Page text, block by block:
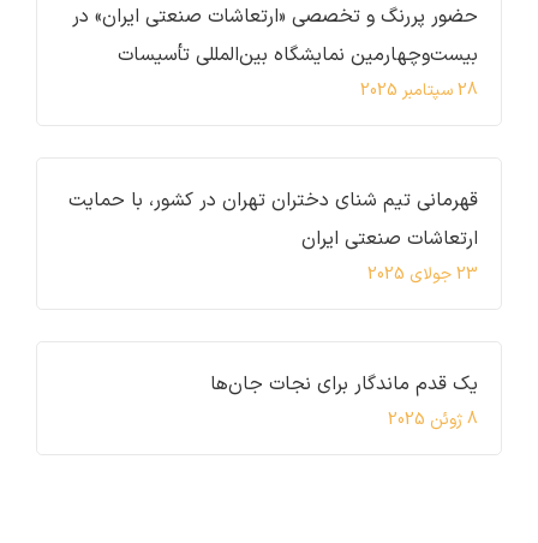
حضور پررنگ و تخصصی «ارتعاشات صنعتی ایران» در
بیست‌وچهارمین نمایشگاه بین‌المللی تأسیسات
28 سپتامبر 2025
قهرمانی تیم شنای دختران تهران در کشور، با حمایت
ارتعاشات صنعتی ایران
23 جولای 2025
یک قدم ماندگار برای نجات جان‌ها
8 ژوئن 2025